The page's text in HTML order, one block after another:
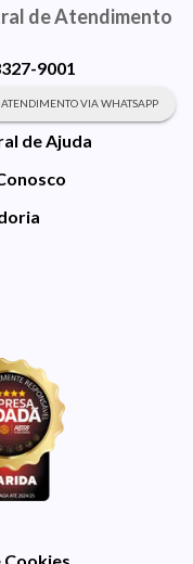
de Atendimento
9001
ATENDIMENTO VIA WHATSAPP
de Ajuda
Cookies